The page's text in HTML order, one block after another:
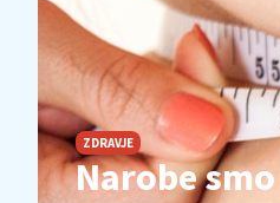
ZDRAVJE
Narobe